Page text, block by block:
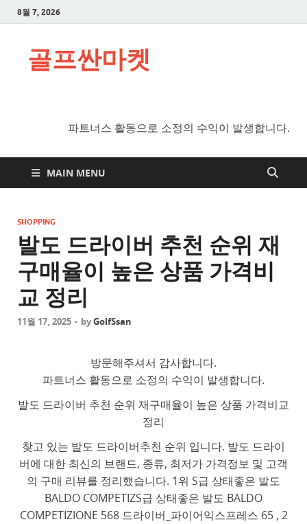
8월 7, 2026
골프싼마켓
파트너스 활동으로 소정의 수익이 발생합니다.
MAIN MENU
SHOPPING
발도 드라이버 추천 순위 재
구매율이 높은 상품 가격비
교 정리
11월 17, 2025 - byGolfSsan
방문해주셔서 감사합니다.
파트너스 활동으로 소정의 수익이 발생합니다.
발도 드라이버 추천 순위 재구매율이 높은 상품 가격비교
정리
찾고 있는 발도 드라이버추천 순위 입니다. 발도 드라이
버에 대한 최신의 브랜드, 종류, 최저가 가격정보 및 고객
의 구매 리뷰를 정리했습니다. 1위 S급 상태좋은 발도
BALDO COMPETIZS급 상태좋은 발도 BALDO
COMPETIZIONE 568 드라이버_파이어익스프레스 65 , 2